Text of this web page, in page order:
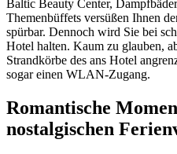
Baltic Beauty Center,
Themenbüffets versüßen Ihnen
spürbar. Dennoch wird Sie bei
Hotel halten. Kaum zu glauben,
Strandkörbe des ans Hotel
sogar einen WLAN-Zugang.
Romantische
nostalgischen